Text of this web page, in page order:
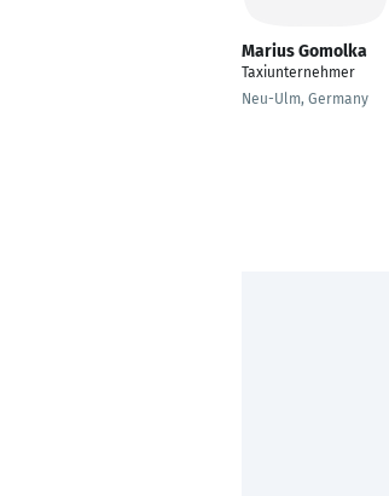
Marius Gomolka
Taxiunternehmer
Neu-Ulm, Germany